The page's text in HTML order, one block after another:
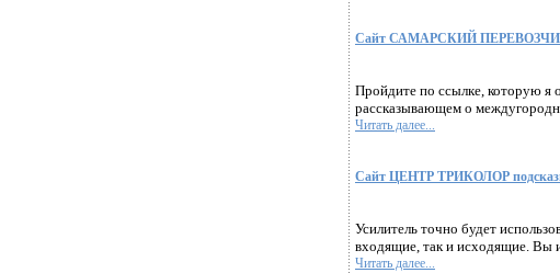
Сайт САМАРСКИЙ ПЕРЕВОЗЧИК –
Пройдите по ссылке, которую
рассказывающем о
Читать далее...
Сайт ЦЕНТР ТРИКОЛОР
Усилитель точно будет
входящие, так и исходящие. Вы
Читать далее...